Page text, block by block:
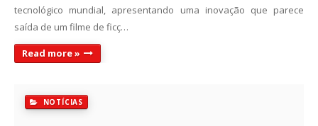
tecnológico mundial, apresentando uma inovação que parece
saída de um filme de ficç…
Read more »
NOTÍCIAS